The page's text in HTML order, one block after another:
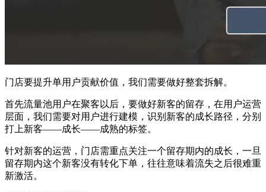
门店要提升单用户贡献价值，我们需要做好整套拆解。
首先流量池用户在聚客以后，要做好新客的留存，在用户运营
层面，我们需要对用户进行建模，识别新客的成长路径，分别
打上新客——成长——成熟的标签。
针对新客的运营，门店需重点关注一个留存期内的成长，一旦
留存期内这个新客没有转化下单，往往意味着流失之后很难重
新激活。